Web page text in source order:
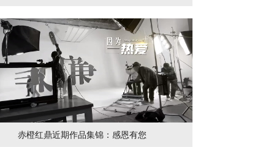
赤橙红鼎近期作品集锦：感恩有您